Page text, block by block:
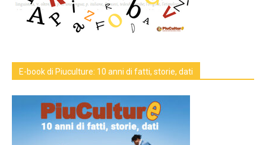
E-book di Piuculture: 10 anni di fatti, storie, dati